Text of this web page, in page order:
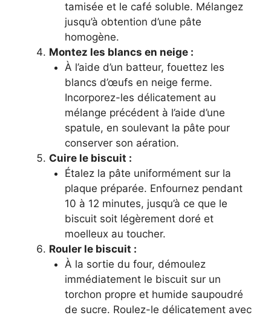
tamisée et le café soluble. Mélangez
jusqu’à obtention d’une pâte
homogène.
Montez les blancs en neige :
À l’aide d’un batteur, fouettez les
blancs d’œufs en neige ferme.
Incorporez-les délicatement au
mélange précédent à l’aide d’une
spatule, en soulevant la pâte pour
conserver son aération.
Cuire le biscuit :
Étalez la pâte uniformément sur la
plaque préparée. Enfournez pendant
10 à 12 minutes, jusqu’à ce que le
biscuit soit légèrement doré et
moelleux au toucher.
Rouler le biscuit :
À la sortie du four, démoulez
immédiatement le biscuit sur un
torchon propre et humide saupoudré
de sucre. Roulez-le délicatement avec